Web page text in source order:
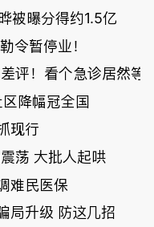
被曝分得约1.5亿
令暂停业！
评！看个急诊居然等
降幅冠全国
现行
荡 大批人起哄
难民医保
局升级 防这几招